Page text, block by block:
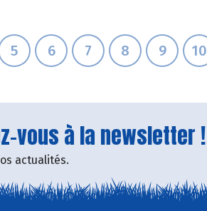
5 6 7 8 9 10
vous à la newsletter !
actualités.